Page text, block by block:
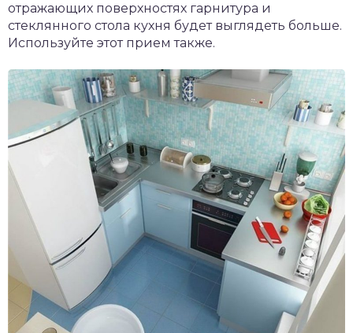
отражающих поверхностях гарнитура и
стеклянного стола кухня будет выглядеть больше.
Используйте этот прием также.